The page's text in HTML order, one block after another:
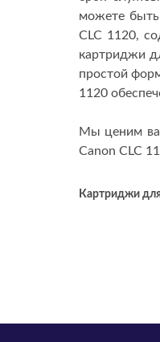
можете быть
CLC 1120,
картриджи
простой
1120
Мы ценим
Canon CLC
Картриджи